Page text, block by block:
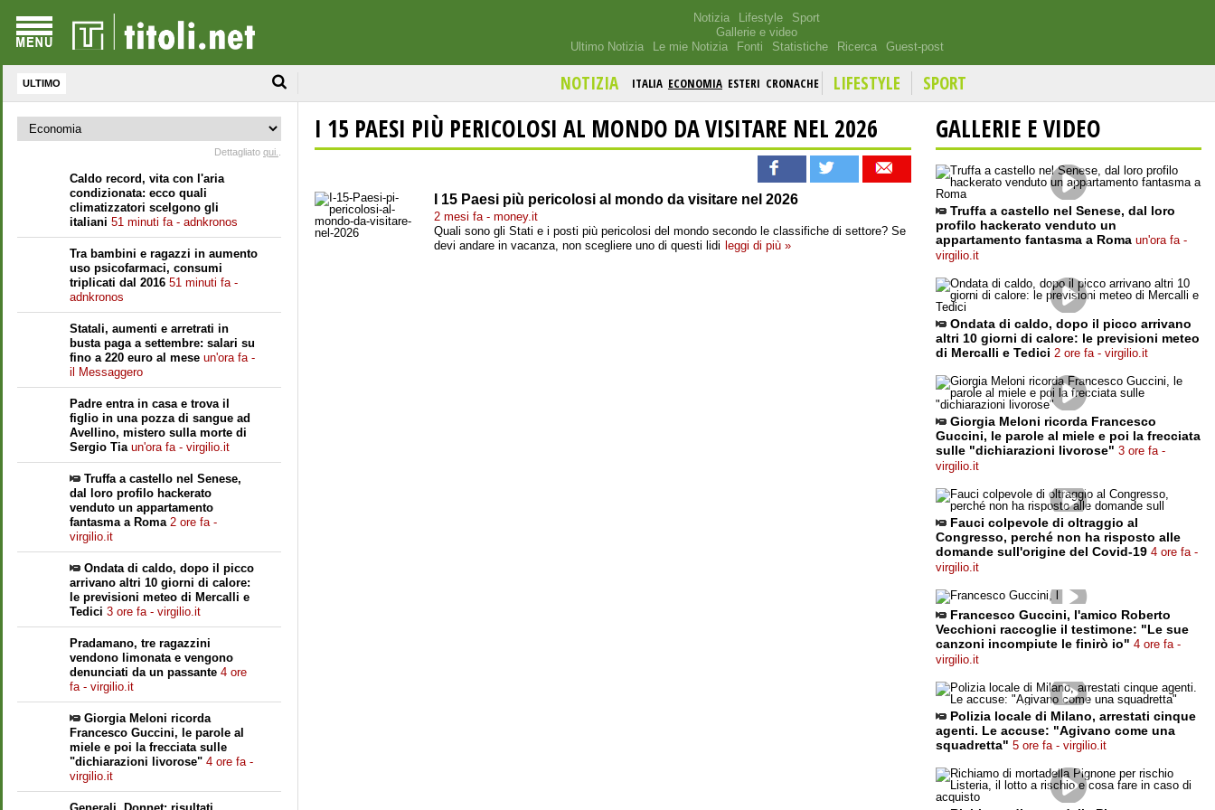
Notizia Lifestyle
Sport
Gallerie e video
Ultimo Notizia
Le mie Notizia Fonti Statistiche Ricerca Guest-post
ULTIMO NOTIZIA ITALIA ECONOMIA ESTERI CRONACHE LIFESTYLE SPORT
Dettagliato qui.
Caldo record, vita con l'aria
condizionata: ecco quali
climatizzatori scelgono gli
italiani 51 minuti fa - adnkronos
Tra bambini e ragazzi in aumento
uso psicofarmaci, consumi
triplicati dal 2016 51 minuti fa -
adnkronos
Statali, aumenti e arretrati in
busta paga a settembre: salari su
fino a 220 euro al mese un'ora fa -
il Messaggero
Padre entra in casa e trova il
figlio in una pozza di sangue ad
Avellino, mistero sulla morte di
Sergio Tia un'ora fa - virgilio.it
Truffa a castello nel Senese,
dal loro profilo hackerato
venduto un appartamento
fantasma a Roma 2 ore fa -
virgilio.it
Ondata di caldo, dopo il picco
arrivano altri 10 giorni di calore:
le previsioni meteo di Mercalli e
Tedici 3 ore fa - virgilio.it
Pradamano, tre ragazzini
vendono limonata e vengono
denunciati da un passante 4 ore
fa - virgilio.it
Giorgia Meloni ricorda
Francesco Guccini, le parole al
miele e poi la frecciata sulle
"dichiarazioni livorose" 4 ore fa -
virgilio.it
I 15 PAESI PIÙ PERICOLOSI AL MONDO DA VISITARE NEL 2026
I 15 Paesi più pericolosi al mondo da visitare nel 2026
2 mesi fa - money.it
Quali sono gli Stati e i posti più pericolosi del mondo secondo le classifiche di settore? Se
devi andare in vacanza, non scegliere uno di questi lidi leggi di più »
GALLERIE E VIDEO
Truffa a castello nel Senese, dal loro
profilo hackerato venduto un
appartamento fantasma a Roma un'ora fa -
virgilio.it
Ondata di caldo, dopo il picco arrivano
altri 10 giorni di calore: le previsioni meteo
di Mercalli e Tedici 2 ore fa - virgilio.it
Giorgia Meloni ricorda Francesco
Guccini, le parole al miele e poi la frecciata
sulle "dichiarazioni livorose" 3 ore fa -
virgilio.it
Fauci colpevole di oltraggio al
Congresso, perché non ha risposto alle
domande sull'origine del Covid-19 4 ore fa -
virgilio.it
Francesco Guccini, l'amico Roberto
Vecchioni raccoglie il testimone: "Le sue
canzoni incompiute le finirò io" 4 ore fa -
virgilio.it
Polizia locale di Milano, arrestati cinque
agenti. Le accuse: "Agivano come una
squadretta" 5 ore fa - virgilio.it